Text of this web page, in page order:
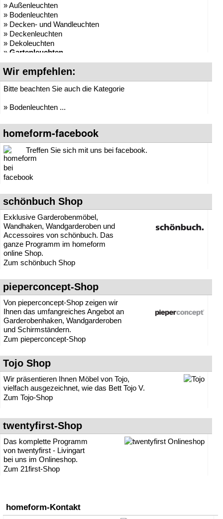
» Außenleuchten
» Bodenleuchten
» Decken- und Wandleuchten
» Deckenleuchten
» Dekoleuchten
» Gartenleuchten
» Leuchten-Serien
» Pendelleuchten / Hängelleuchten
» Spots
» Stehleuchten
Wir empfehlen:
Bitte beachten Sie auch die Kategorie
» Bodenleuchten ...
homeform-facebook
Treffen Sie sich mit uns bei facebook.
schönbuch Shop
Exklusive Garderobenmöbel,
Wandhaken, Wandgarderoben und
Accessoires von schönbuch. Das
ganze Programm im homeform
online Shop.
Zum schönbuch Shop
pieperconcept-Shop
Von pieperconcept-Shop zeigen wir
Ihnen das umfangreiches Angebot an
Garderobenhaken, Wandgarderoben
und Schirmständern.
Zum pieperconcept-Shop
Tojo Shop
Wir präsentieren Ihnen Möbel von Tojo,
vielfach ausgezeichnet, wie das Bett Tojo V.
Zum Tojo-Shop
twentyfirst-Shop
Das komplette Programm
von twentyfirst - Livingart
bei uns im Onlineshop.
Zum 21first-Shop
homeform-Kontakt